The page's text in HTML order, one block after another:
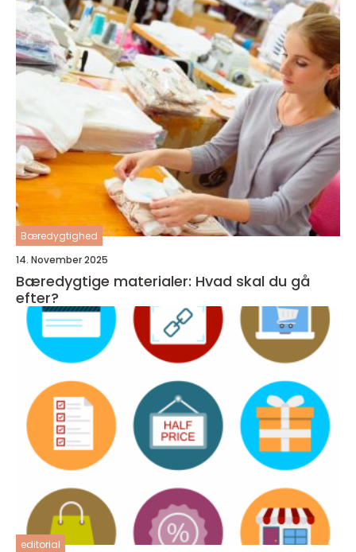
Bæredygtighed
14. November 2025
Bæredygtige materialer: Hvad skal du gå
efter?
editorial